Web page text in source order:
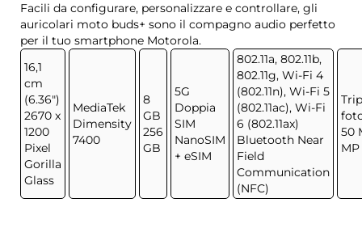
Facili da configurare, personalizzare e controllare, gli
auricolari moto buds+ sono il compagno audio perfetto
per il tuo smartphone Motorola.
16,1
cm
(6.36")
2670 x
1200
Pixel
Gorilla
Glass
MediaTek
Dimensity
7400
8
GB
256
GB
5G
Doppia
SIM
NanoSIM
+ eSIM
802.11a, 802.11b,
802.11g, Wi-Fi 4
(802.11n), Wi-Fi 5
(802.11ac), Wi-Fi
6 (802.11ax)
Bluetooth Near
Field
Communication
(NFC)
50
MP